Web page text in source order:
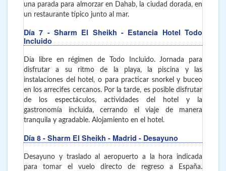
una parada para almorzar en Dahab, la ciudad dorada, en
un restaurante típico junto al mar.
Día 7 - Sharm El Sheikh- Estancia Hotel Todo
Incluido
Día libre en régimen de Todo Incluido. Jornada para
disfrutar a su ritmo de la playa, la piscina y las
instalaciones del hotel, o para practicar snorkel y buceo
en los arrecifes cercanos. Por la tarde, es posible disfrutar
de los espectáculos, actividades del hotel y la
gastronomía incluida, cerrando el viaje de manera
tranquila y agradable. Alojamiento en el hotel.
Día 8 - Sharm El Sheikh - Madrid - Desayuno
Desayuno y traslado al aeropuerto a la hora indicada
para tomar el vuelo directo de regreso a España.